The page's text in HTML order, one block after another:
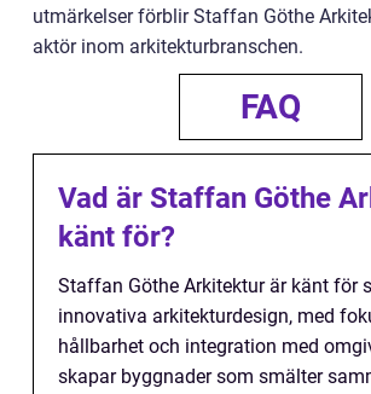
utmärkelser förblir Staffan Göthe
aktör inom arkitekturbranschen.
FAQ
Vad är Staffan Göthe
känt för?
Staffan Göthe Arkitektur är känt för
innovativa arkitekturdesign, med
hållbarhet och integration med
skapar byggnader som smälter